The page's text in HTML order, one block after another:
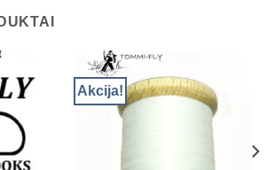
Akcija!